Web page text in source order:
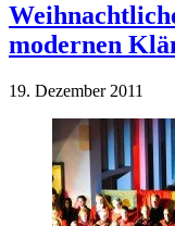
modernen
19. Dezember 2011